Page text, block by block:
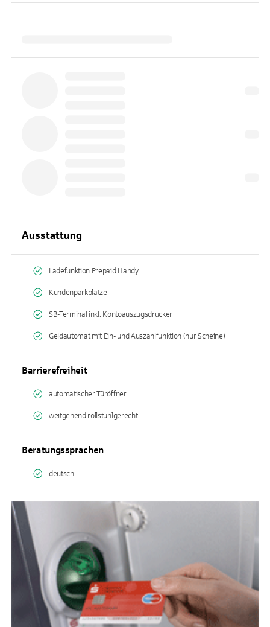
Ausstattung
Ladefunktion Prepaid Handy
Kundenparkplätze
SB-Terminal inkl. Kontoauszugsdrucker
Geldautomat mit Ein- und Auszahlfunktion (nur Scheine)
Barrierefreiheit
automatischer Türöffner
weitgehend rollstuhlgerecht
Beratungssprachen
deutsch